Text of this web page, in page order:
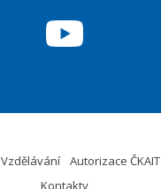
Vzdělávání Autorizace ČKAIT
Kontakty